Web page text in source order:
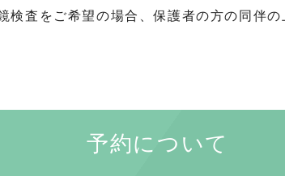
検査をご希望の場合、保護者の方の同伴
予約について